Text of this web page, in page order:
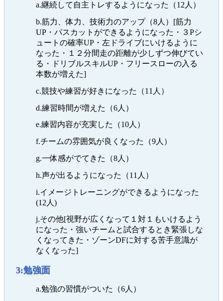
a.継続して自主トレするようになった（12人）
b.筋力、体力、技術力のアップ（8人）[筋力
UP・パスカットができるようになった・３Pシ
ュートの確率UP・左ドライブにいけるように
なった・１２分間走の距離が少しずつ伸びてい
る・ドリブルスキルUP・フリースローの入る
本数が増えた]
c.競技や練習が好きになった（11人）
d.練習時間が増えた（6人）
e.練習内容が充実した（10人）
f.チームの雰囲気が良くなった（9人）
g.一体感がでてきた（8人）
h.声が出るようになった（11人）
i.イメージトレーニングができるようになった
(12人)
j.その他[視野が広くなって１対１もいけるよう
になった・強いチームと試合するとき緊張しな
くなってきた・ゾーンDFに対する苦手意識が
なくなった]
3:勉強面
a.勉強の習慣がついた（6人）